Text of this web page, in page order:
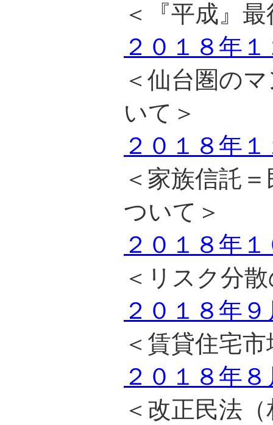
＜『平成』
２０１８年
＜仙台圏の
いて＞
２０１８年
＜家族信託
ついて＞
２０１８年
＜リスク分
２０１８年
＜賃貸住宅
２０１８年
＜改正民法